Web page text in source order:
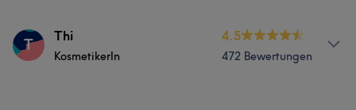
Was unsere Kunden über Mitarbeiter sagen
Services
T Thi
KosmetikerIn
4.5
472 Bewertungen